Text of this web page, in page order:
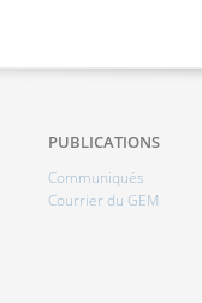
PUBLICATIONS
Communiqués
Courrier du GEM